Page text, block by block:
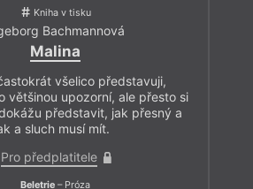
Kniha v tisku
Bachmannová
Malina
všelico představuji,
většinou upozorní, ale přesto si
představit, jak přesný a
a sluch musí mít.
Pro předplatitele
Beletrie– Próza